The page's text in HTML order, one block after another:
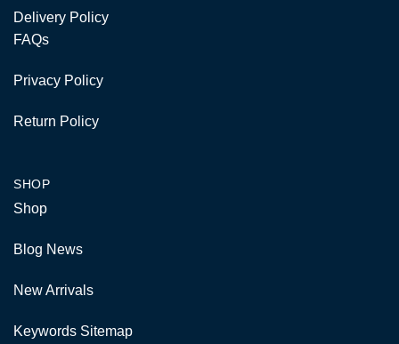
Delivery Policy
FAQs
Privacy Policy
Return Policy
SHOP
Shop
Blog News
New Arrivals
Keywords Sitemap